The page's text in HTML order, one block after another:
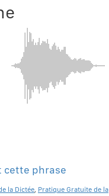
cette phrase
la Dictée, Pratique Gratuite de la